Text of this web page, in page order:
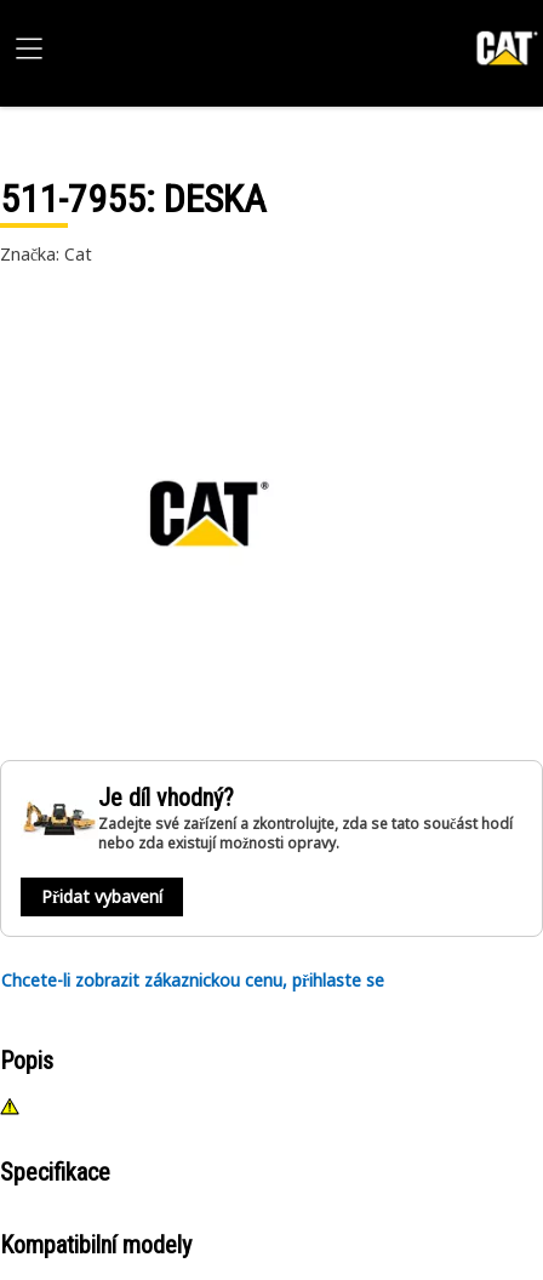
511-7955: DESKA
Značka: Cat
Je díl vhodný?
Zadejte své zařízení a zkontrolujte, zda se tato součást hodí
nebo zda existují možnosti opravy.
Přidat vybavení
Chcete-li zobrazit zákaznickou cenu, přihlaste se
Popis
Specifikace
Kompatibilní modely